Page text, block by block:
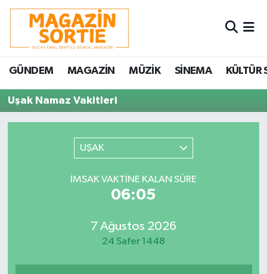
GÜNDEM MAGAZİN MÜZİK SİNEMA KÜLTÜR
Uşak Namaz Vakitleri
UŞAK
İMSAK VAKTINE KALAN SÜRE
06:05
7 Ağustos 2026
24 Safer 1448
Nöbetçi Eczaneler
Hava Durumu
Trafik Durumu
Süper Lig Puan Durumu ve Fikstür
Son Dakika Haberleri